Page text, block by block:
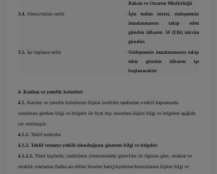
Bakım ve Onarım Müdürlüğü
3.4. Süresi/teslim tarihi : İşin teslim süresi, sözleşmenin
imzalanmasını takip eden
günden itibaren 50 (Elli) takvim
gündür.
3.5. İşe başlama tarihi : Sözleşmenin imzalanmasını takip
eden günden itibaren işe
başlanacaktır
4- Katılım ve yeterlik kriterleri:
4.1. Katılım ve yeterlik kriterlerine ilişkin istekliler tarafından e-teklif kapsamında
sunulması gereken bilgi ve belgeler ile fiyat dışı unsurlara ilişkin bilgi ve belgelere aşağıda
yer verilmiştir:
4.1.1. Teklif mektubu.
4.1.2. Teklif vermeye yetkili olunduğunu gösteren bilgi ve belgeler:
4.1.2.1. Tüzel kişilerde; isteklilerin yönetimindeki görevliler ile ilgisine göre, ortaklar ve
ortaklık oranlarına (halka arz edilen hisseler hariç)/üyelerine/kurucularına ilişkin bilgi ve